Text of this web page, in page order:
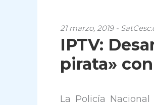
21 marzo, 2019 -
IPTV:
pirata»
La Policía